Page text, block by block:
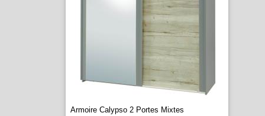
Armoire Calypso 2 Portes Mixtes